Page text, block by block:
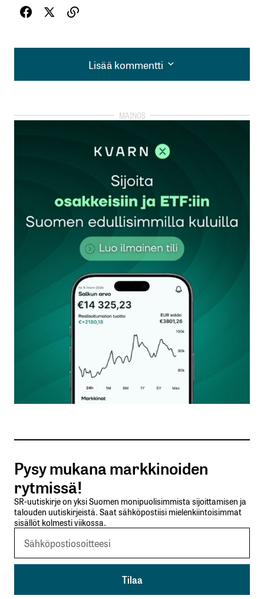
Lisää kommentti
Lisää kommentti
kirjautua
rekisteröityä
Sähköpostiosoitettasi ei julkaista.Pakolliset
kentät on merkitty*
Kommentti*
Nimesi tai nimimerkkisi
Sähköpostiosoitteesi
Tilaa SalkunRakentajan uutiskirje
Lähetä kommentti
Pysy mukana markkinoiden
rytmissä!
SR-uutiskirje on yksi Suomen monipuolisimmista sijoittamisen ja
talouden uutiskirjeistä. Saat sähköpostiisi mielenkiintoisimmat
sisällöt kolmesti viikossa.